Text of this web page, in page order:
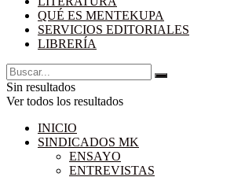
QUÉ ES MENTEKUPA
SERVICIOS EDITORIALES
LIBRERÍA
Sin resultados
Ver todos los resultados
INICIO
SINDICADOS MK
ENSAYO
ENTREVISTAS